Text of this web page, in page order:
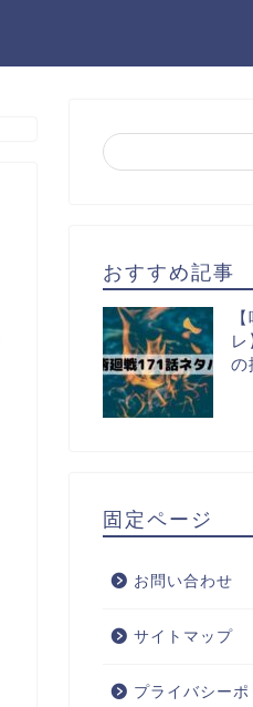
おすすめ記事
の
固定ページ
お問い合わせ
サイトマップ
プライバシーポ